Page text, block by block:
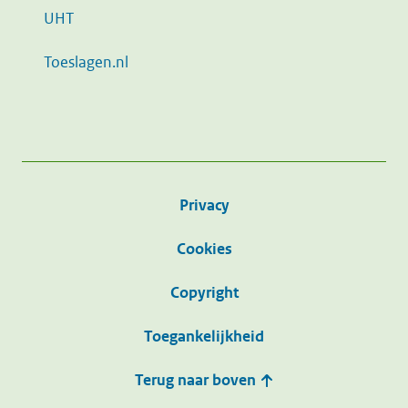
UHT
Toeslagen.nl
Privacy
Cookies
Copyright
Toegankelijkheid
Terug naar boven